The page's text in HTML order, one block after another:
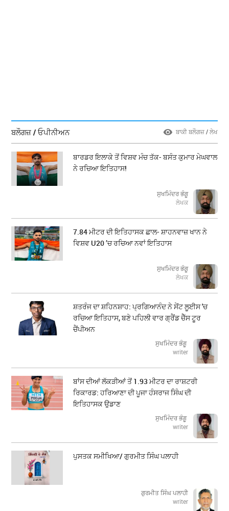
ਬਲੌਗਜ਼ / ਓਪੀਨੀਅਨ ਬਾਕੀ ਬਲੌਗਜ਼ / ਲੇਖ
ਬਾਰਡਰ ਇਲਾਕੇ ਤੋਂ ਵਿਸ਼ਵ ਮੰਚ ਤੱਕ- ਬਸੰਤ ਕੁਮਾਰ ਮੇਘਵਾਲ
ਨੇ ਰਚਿਆ ਇਤਿਹਾਸ!
ਸੁਖਮਿੰਦਰ ਭੰਗੂ
ਲੇਖਕ
7.84 ਮੀਟਰ ਦੀ ਇਤਿਹਾਸਕ ਛਾਲ- ਸ਼ਾਹਨਵਾਜ਼ ਖਾਨ ਨੇ
ਵਿਸ਼ਵ U20 ’ਚ ਰਚਿਆ ਨਵਾਂ ਇਤਿਹਾਸ
ਸੁਖਮਿੰਦਰ ਭੰਗੂ
ਲੇਖਕ
ਸ਼ਤਰੰਜ ਦਾ ਸ਼ਹਿਨਸ਼ਾਹ: ਪ੍ਰਗਿਆਨੰਦ ਨੇ ਸੇਂਟ ਲੂਈਸ 'ਚ
ਰਚਿਆ ਇਤਿਹਾਸ, ਬਣੇ ਪਹਿਲੀ ਵਾਰ ਗ੍ਰੈਂਡ ਚੈੱਸ ਟੂਰ
ਚੈਂਪੀਅਨ
ਸੁਖਮਿੰਦਰ ਭੰਗੂ
writer
ਬਾਂਸ ਦੀਆਂ ਲੱਕੜੀਆਂ ਤੋਂ 1.93 ਮੀਟਰ ਦਾ ਰਾਸ਼ਟਰੀ
ਰਿਕਾਰਡ: ਹਰਿਆਣਾ ਦੀ ਪੂਜਾ ਹੰਸਰਾਜ ਸਿੰਘ ਦੀ
ਇਤਿਹਾਸਕ ਉਡਾਣ
ਸੁਖਮਿੰਦਰ ਭੰਗੂ
writer
ਪੁਸਤਕ ਸਮੀਖਿਆ/ ਗੁਰਮੀਤ ਸਿੰਘ ਪਲਾਹੀ
ਗੁਰਮੀਤ ਸਿੰਘ ਪਲਾਹੀ
writer